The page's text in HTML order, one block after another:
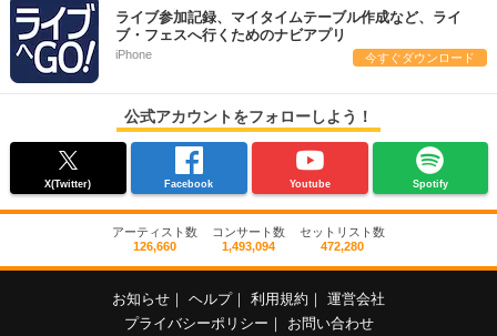
ライブ参加記録、マイタイムテーブル作成など、ライ
ブ・フェスへ行くためのナビアプリ
iPhone 今すぐダウンロード
公式アカウントをフォローしよう！
X(Twitter) Facebook Youtube Spotify
アーティスト数
126,660
コンサート数
1,493,094
セットリスト数
472,280
お知らせ ヘルプ 利用規約
運営会社
プライバシーポリシー
お問い合わせ